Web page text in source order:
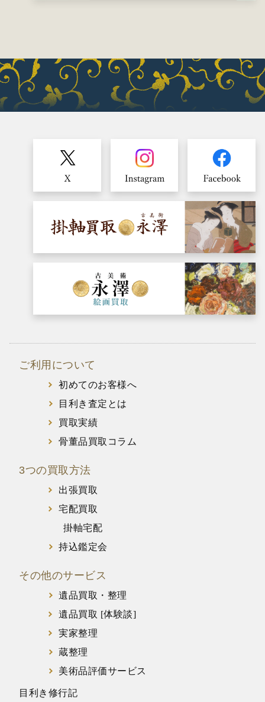
ご利用について
初めてのお客様へ
目利き査定とは
買取実績
骨董品買取コラム
3つの買取方法
出張買取
宅配買取
掛軸宅配
持込鑑定会
その他のサービス
遺品買取・整理
遺品買取 [体験談]
実家整理
蔵整理
美術品評価サービス
目利き修行記